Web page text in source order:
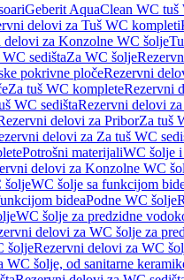
Geberit AquaClean WC tuš
delovi za Tuš WC kompleti
delovi za Konzolne WC šolje
sedištaZa WC šolje
pokrivne pločeRezervni
Za tuš WC kompleteRezervni
WC sedištaRezervni delovi
delovi za PriborZa tuš
delovi za Za tuš WC
Potrošni materijaliWC šolje i
delovi za Konzolne WC
šoljeWC šolje sa funkcijom
bideaPodne WC šolje
WC šolje za predzidne
delovi za WC šolje za
šoljeRezervni delovi za WC
WC šolje, od sanitarne